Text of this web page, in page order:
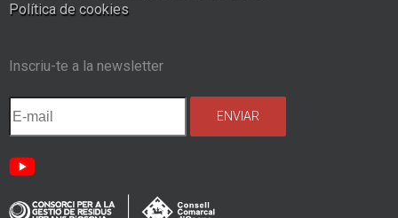
Política de cookies
Inscriu-te a la newsletter